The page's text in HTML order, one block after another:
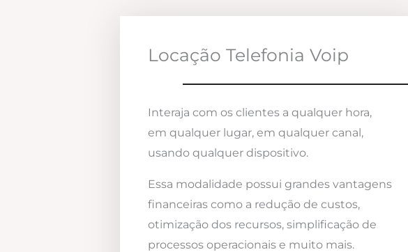
Locação Telefonia Voip
Interaja com os clientes a qualquer hora,
em qualquer lugar, em qualquer canal,
usando qualquer dispositivo.
Essa modalidade possui grandes vantagens
financeiras como a redução de custos,
otimização dos recursos, simplificação de
processos operacionais e muito mais.